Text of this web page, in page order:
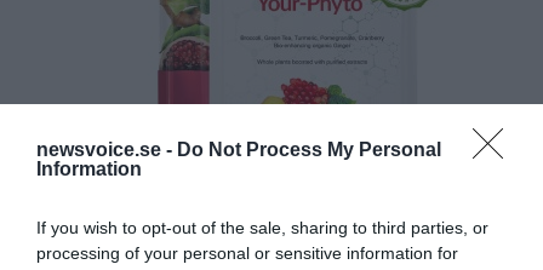
newsvoice.se - Do Not Process My Personal
Information
If you wish to opt-out of the sale, sharing to third parties, or
processing of your personal or sensitive information for